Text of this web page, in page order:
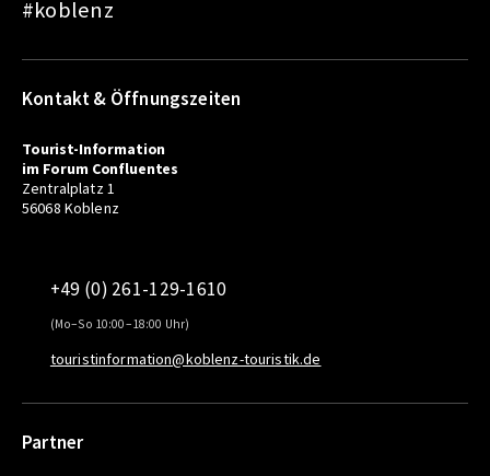
#koblenz
Kontakt & Öffnungszeiten
Tourist-Information
im Forum Confluentes
Zentralplatz 1
56068 Koblenz
+49 (0) 261-129-1610
(Mo–So 10:00–18:00 Uhr)
touristinformation@koblenz-touristik.de
Partner